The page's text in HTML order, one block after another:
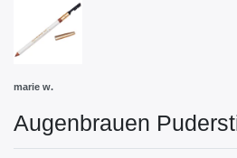
marie w.
Augenbrauen